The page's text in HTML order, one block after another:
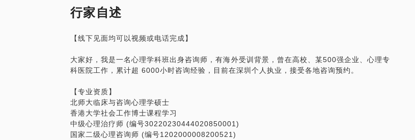
泉。
强烈的责任感：你会在意自己的行为对周围的影响，所以你做事通常周全、靠谱。
日常生活工作中不受控制地展现这些能力会持续消耗高敏感者的精力，长期会陷入深深
但是高敏感也是一份独特的天赋，只要有能力驾驭好它，而不是被它控制，高敏感者的
断和决策如何使用自己天赋和能量。
作为一名资深心理咨询师，我有大量跟高敏感人群工作的经验，效果良好。如果你有相
关的困扰欢迎预约本话题，我们可以深度探讨。
行家自述
【线下见面均可以视频或电话完成】
大家好，我是一名心理学科班出身咨询师，有海外受训背景，曾在高校、某500强企业、心理专
科医院工作，累计超 6000小时咨询经验，目前在深圳个人执业，接受各地咨询预约。
【专业资质】
北师大临床与咨询心理学硕士
香港大学社会工作博士课程学习
中级心理治疗师 (编号30220230444020850001)
国家二级心理咨询师 (编号1202000008200521)